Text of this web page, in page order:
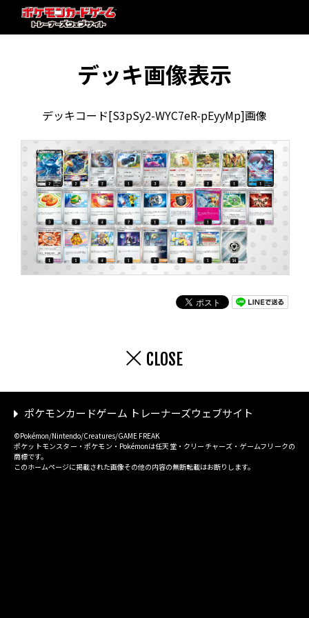
デッキ画像表示
デッキコード[S3pSy2-WYC7eR-pEyyMp]画像
CLOSE
ポケモンカードゲーム トレーナーズウェブサイト
©Pokémon/Nintendo/Creatures/GAME FREAK
ポケットモンスター・ポケモン・Pokémonは任天堂・クリーチャーズ・ゲームフリークの
商標です。
このホームページに掲載された画像その他の内容の無断転載はお断りします。